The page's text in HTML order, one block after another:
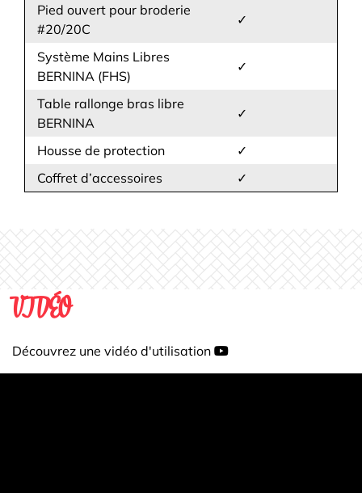
Pied ouvert pour broderie
#20/20C
✓
Système Mains Libres
BERNINA (FHS)
✓
Table rallonge bras libre
BERNINA
✓
Housse de protection
✓
Coffret d’accessoires
✓
VIDÉO
Découvrez une vidéo d'utilisation